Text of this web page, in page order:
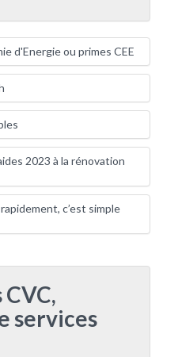
d'Energie ou primes CEE
2023 à la rénovation
c’est simple
services